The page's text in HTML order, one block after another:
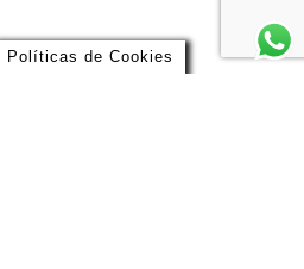
Políticas de Cookies